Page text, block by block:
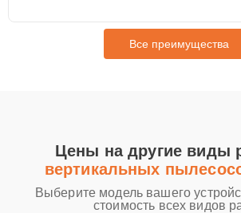
Все преимущества
Цены на другие виды
вертикальных
Выберите модель вашего
стоимость всех видов